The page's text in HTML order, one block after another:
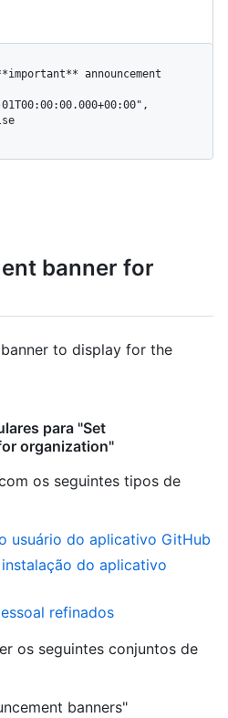
banner for
to display for the
para "Set
organization"
os seguintes tipos de
usuário do aplicativo GitHub
do aplicativo
refinados
os seguintes conjuntos de
banners"